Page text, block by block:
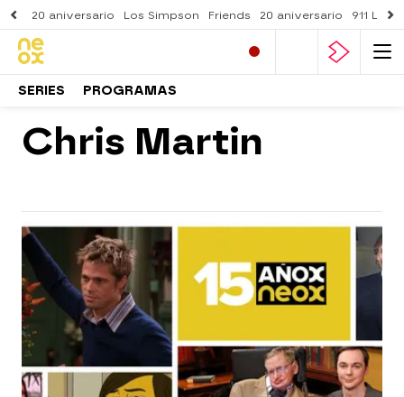
20 aniversario Los Simpson Friends 20 aniversario 911
SERIES PROGRAMAS
Chris Martin